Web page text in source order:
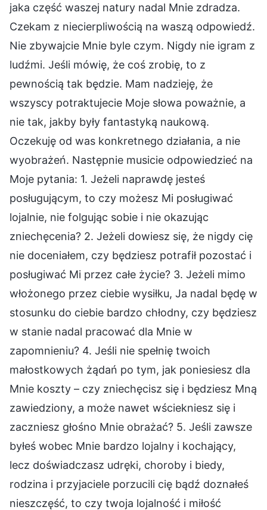
jaka część waszej natury nadal Mnie zdradza.
Czekam z niecierpliwością na waszą odpowiedź.
Nie zbywajcie Mnie byle czym. Nigdy nie igram z
ludźmi. Jeśli mówię, że coś zrobię, to z
pewnością tak będzie. Mam nadzieję, że
wszyscy potraktujecie Moje słowa poważnie, a
nie tak, jakby były fantastyką naukową.
Oczekuję od was konkretnego działania, a nie
wyobrażeń. Następnie musicie odpowiedzieć na
Moje pytania: 1. Jeżeli naprawdę jesteś
posługującym, to czy możesz Mi posługiwać
lojalnie, nie folgując sobie i nie okazując
zniechęcenia? 2. Jeżeli dowiesz się, że nigdy cię
nie doceniałem, czy będziesz potrafił pozostać i
posługiwać Mi przez całe życie? 3. Jeżeli mimo
włożonego przez ciebie wysiłku, Ja nadal będę w
stosunku do ciebie bardzo chłodny, czy będziesz
w stanie nadal pracować dla Mnie w
zapomnieniu? 4. Jeśli nie spełnię twoich
małostkowych żądań po tym, jak poniesiesz dla
Mnie koszty – czy zniechęcisz się i będziesz Mną
zawiedziony, a może nawet wściekniesz się i
zaczniesz głośno Mnie obrażać? 5. Jeśli zawsze
byłeś wobec Mnie bardzo lojalny i kochający,
lecz doświadczasz udręki, choroby i biedy,
rodzina i przyjaciele porzucili cię bądź doznałeś
nieszczęść, to czy twoja lojalność i miłość